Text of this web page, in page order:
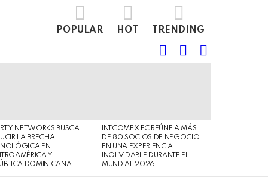
POPULAR HOT TRENDING
FOLLOWSEARCH
NETWORKS BUSCA
LA BRECHA
EN
Y
DOMINICANA
INTCOMEX FC REÚNE A MÁS
DE 80 SOCIOS DE NEGOCIO
EN UNA EXPERIENCIA
INOLVIDABLE DURANTE EL
MUNDIAL 2026